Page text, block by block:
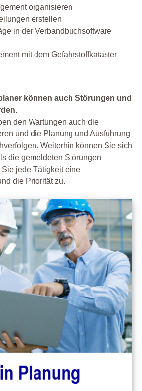
organisieren
erstellen
in der Verbandbuchsoftware
mit dem Gefahrstoffkataster
können auch Störungen und
den Wartungen auch die
und die Planung und Ausführung
Weiterhin können Sie sich
die gemeldeten Störungen
jede Tätigkeit eine
die Priorität zu.